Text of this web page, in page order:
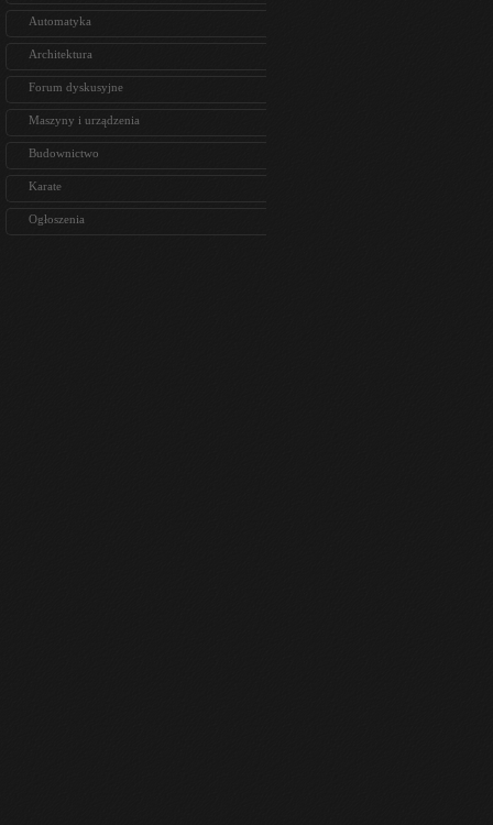
Automatyka
Architektura
Forum dyskusyjne
Maszyny i urządzenia
Budownictwo
Karate
Ogłoszenia